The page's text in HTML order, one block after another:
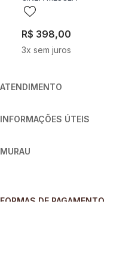
R$ 398,00
3x sem juros
ATENDIMENTO
INFORMAÇÕES ÚTEIS
MURAU
FORMAS DE PAGAMENTO